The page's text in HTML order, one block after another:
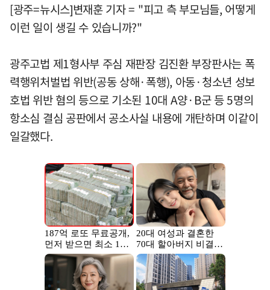
[광주=뉴시스]변재훈 기자 = "피고 측 부모님들, 어떻게
이런 일이 생길 수 있습니까?"
광주고법 제1형사부 주심 재판장 김진환 부장판사는 폭
력행위처벌법 위반(공동 상해·폭행), 아동·청소년 성보
호법 위반 혐의 등으로 기소된 10대 A양·B군 등 5명의
항소심 결심 공판에서 공소사실 내용에 개탄하며 이같이
일갈했다.